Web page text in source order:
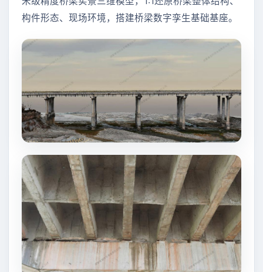
构件形态、现场环境，搭建桥梁数字孪生基础基座。